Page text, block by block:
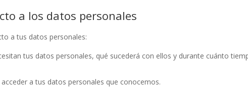
a los datos personales
a tus datos personales:
tus datos personales, qué sucederá con ellos y durante cuánto
a tus datos personales que conocemos.